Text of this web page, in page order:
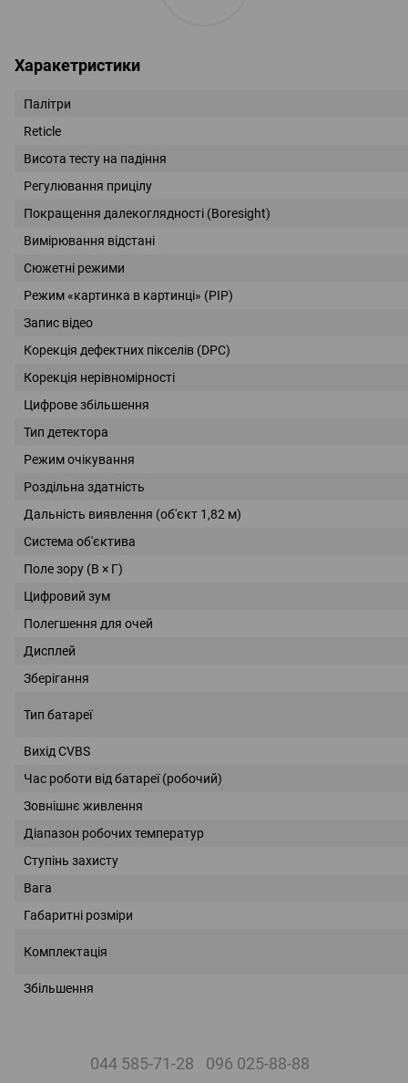
Харакетристики
Палітри
Reticle
Висота тесту на падіння
Регулювання прицілу
Покращення далекоглядності (Boresight)
Вимірювання відстані
Сюжетні режими
Режим «картинка в картинці» (PIP)
Запис відео
Корекція дефектних пікселів (DPC)
Корекція нерівномірності
Цифрове збільшення
Тип детектора
Режим очікування
Роздільна здатність
Дальність виявлення (об'єкт 1,82 м)
Система об'єктива
Поле зору (В × Г)
Цифровий зум
Полегшення для очей
Дисплей
Зберігання
Тип батареї
Вихід CVBS
Час роботи від батареї (робочий)
Зовнішнє живлення
Діапазон робочих температур
Ступінь захисту
Вага
Габаритні розміри
Комплектація
Збільшення
044 585-71-28 096 025-88-88